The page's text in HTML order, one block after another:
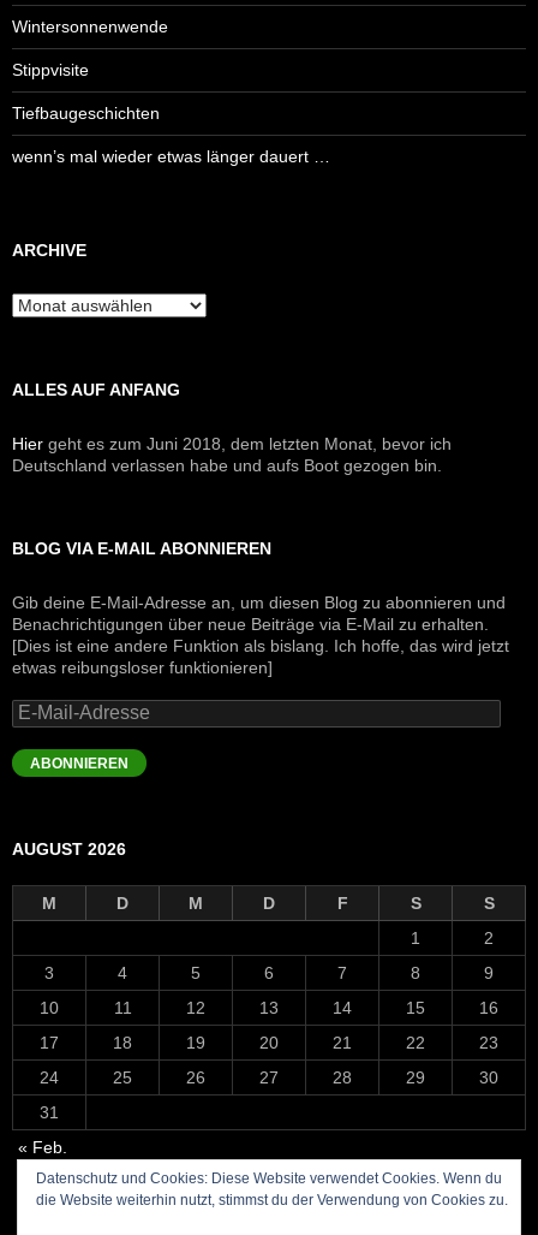
Wintersonnenwende
Stippvisite
Tiefbaugeschichten
wenn’s mal wieder etwas länger dauert …
ARCHIVE
Archive
ALLES AUF ANFANG
Hier geht es zum Juni 2018, dem letzten Monat, bevor ich
Deutschland verlassen habe und aufs Boot gezogen bin.
BLOG VIA E-MAIL ABONNIEREN
Gib deine E-Mail-Adresse an, um diesen Blog zu abonnieren und
Benachrichtigungen über neue Beiträge via E-Mail zu erhalten.
[Dies ist eine andere Funktion als bislang. Ich hoffe, das wird jetzt
etwas reibungsloser funktionieren]
E-
Mail-
Adresse
ABONNIEREN
AUGUST 2026
M D M D F S
S
1
2
3
4 5 6 7 8
9
10
11 12 13 14 15
16
17
18 19 20 21 22
23
24
25 26 27 28 29
30
31
« Feb.
Datenschutz und Cookies: Diese Website verwendet Cookies. Wenn du
die Website weiterhin nutzt, stimmst du der Verwendung von Cookies zu.